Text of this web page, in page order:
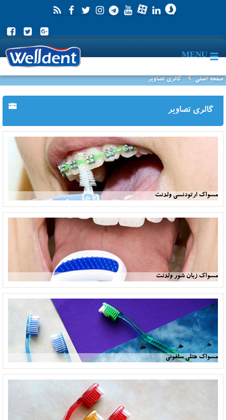
MENU
صفحه اصلی گالری تصاویر
گالری تصاویر
مسواک ارتودنسی ولدنت
مسواک زبان شور ولدنت
مسواک هتلی سلفونی